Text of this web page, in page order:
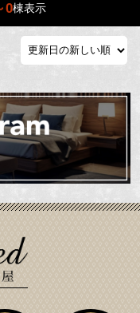
0棟表示